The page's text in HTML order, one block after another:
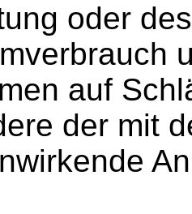
oder
auf
der mit